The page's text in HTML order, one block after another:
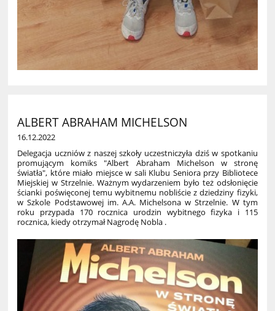
ALBERT ABRAHAM MICHELSON
16.12.2022
Delegacja uczniów z naszej szkoły uczestniczyła dziś w spotkaniu
promującym komiks "Albert Abraham Michelson w stronę
światła", które miało miejsce w sali Klubu Seniora przy Bibliotece
Miejskiej w Strzelnie. Ważnym wydarzeniem było też odsłonięcie
ścianki poświęconej temu wybitnemu nobliście z dziedziny fizyki,
w Szkole Podstawowej im. A.A. Michelsona w Strzelnie. W tym
roku przypada 170 rocznica urodzin wybitnego fizyka i 115
rocznica, kiedy otrzymał Nagrodę Nobla .